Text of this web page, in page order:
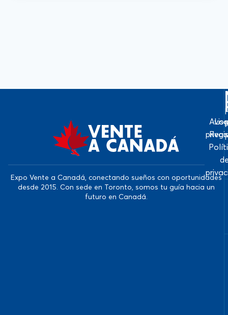
Expo Vente a Canadá, conectando sueños con oportunidades
desde 2015. Con sede en Toronto, somos tu guía hacia un
futuro en Canadá.